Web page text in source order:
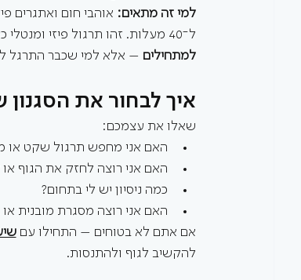
למי זה מתאים: אוהבי חום ואתגרים
ל־40 מעלות. זהו תרגול פיזי ומנטלי כאחד, עם הרבה הזעה וניקוי רעלים. לא מומלץ כצעד ראשון ב
למתחילים – אלא למי שכבר התרגל
איך לבחור את
שאלו את עצמכם:
האם אני מחפש תרגול שקט או
האם אני רוצה לחזק את הגוף
כמה ניסיון יש לי בתחום?
האם אני רוצה מסגרת מובנית
אם אתם לא בטוחים – התחילו עם
להקשיב לגוף ולהתנסות.